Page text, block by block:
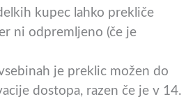
kupec lahko prekliče
ni odpremljeno (če je
je preklic možen do
dostopa, razen če je v 14.